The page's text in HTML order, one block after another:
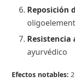
Reposición
Resistencia
ayurvédico
Efectos notables: